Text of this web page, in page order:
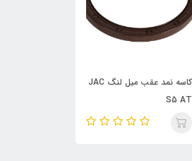
کاسه نمد عقب میل لنگ JAC
S5 AT